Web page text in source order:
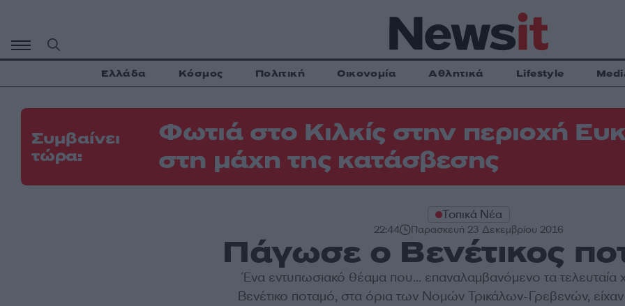
περιεχόμενο
Ελλάδα Κόσμος Πολιτική Οικονομία Αθλητικά Lifestyle
Συμβαίνει
τώρα:
Φωτιά στο Κιλκίς στην περιοχή
στη μάχη της κατάσβεσης
Τοπικά Νέα
22:44 Παρασκευή 23 Δεκεμβρίου 2016
Πάγωσε ο Βενέτικος
Ένα εντυπωσιακό θέαμα που... επαναλαμβανόμενο τα τελευταία
Βενέτικο ποταμό, στα όρια των Νομών Τρικάλων-Γρεβενών, είχαν